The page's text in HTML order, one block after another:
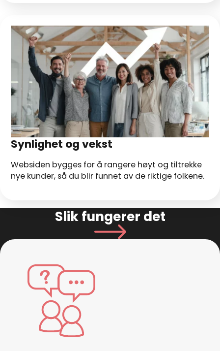
Synlighet og vekst
Websiden bygges for å rangere høyt og tiltrekke
nye kunder, så du blir funnet av de riktige folkene.
Slik fungerer det